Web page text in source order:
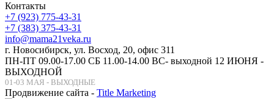
Контакты
+7 (923) 775-43-31
+7 (383) 375-43-31
info@mama21veka.ru
г. Новосибирск, ул. Восход, 20, офис 311
ПН-ПТ 09.00-17.00 СБ 11.00-14.00 ВС- выходной 12 ИЮНЯ -
ВЫХОДНОЙ
01-03 МАЯ - ВЫХОДНЫЕ
Продвижение сайта - Title Marketing